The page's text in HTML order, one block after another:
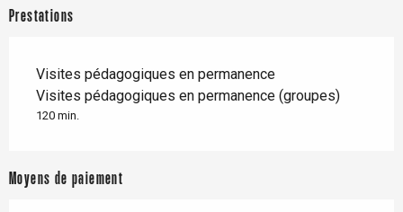
Prestations
Visites pédagogiques en permanence
Visites pédagogiques en permanence (groupes)
120 min.
Moyens de paiement